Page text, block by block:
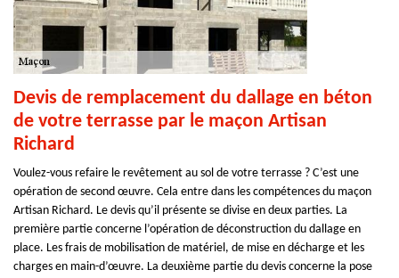
Devis de remplacement du dallage en béton
de votre terrasse par le maçon Artisan
Richard
Voulez-vous refaire le revêtement au sol de votre terrasse ? C’est une
opération de second œuvre. Cela entre dans les compétences du maçon
Artisan Richard. Le devis qu’il présente se divise en deux parties. La
première partie concerne l’opération de déconstruction du dallage en
place. Les frais de mobilisation de matériel, de mise en décharge et les
charges en main-d’œuvre. La deuxième partie du devis concerne la pose